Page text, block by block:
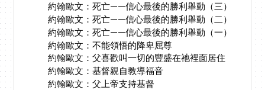
約翰歐文：死亡——信心最後的勝利舉動（三）
約翰歐文：死亡——信心最後的勝利舉動（二）
約翰歐文：死亡——信心最後的勝利舉動（一）
約翰歐文：不能領悟的降卑屈尊
約翰歐文：父喜歡叫一切的豐盛在祂裡面居住
約翰歐文：基督親自教導福音
約翰歐文：父上帝支持基督